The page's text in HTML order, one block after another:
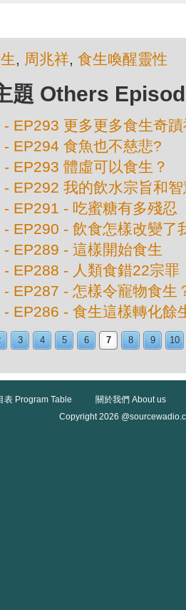
, 周兆祥, 食生喚醒靈性
題 Others
- EP293 更多更多食生奇
- EP294 食魚也不慈悲?
- EP293 體虛可以食生？
- EP292 我的飲水宗旨和
- EP291 - 吃蜜糖有多殘忍
- EP290 - 飲食怎樣改變了
- EP289 - 這樣開始食生
- EP288 - 人類食錯22宗罪
- EP287 - 怎樣令寵物食生
- EP286 - 食生這樣轉化餘
3 4 5 6 7 8 9 10
表 Program Table
關於我們 About us
Copyright 2026